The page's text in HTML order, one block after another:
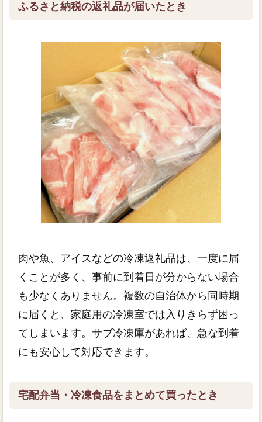
ふるさと納税の返礼品が届いたとき
肉や魚、アイスなどの冷凍返礼品は、一度に届
くことが多く、事前に到着日が分からない場合
も少なくありません。複数の自治体から同時期
に届くと、家庭用の冷凍室では入りきらず困っ
てしまいます。サブ冷凍庫があれば、急な到着
にも安心して対応できます。
宅配弁当・冷凍食品をまとめて買ったとき